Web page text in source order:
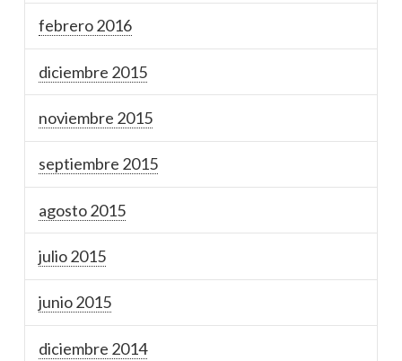
febrero 2016
diciembre 2015
noviembre 2015
septiembre 2015
agosto 2015
julio 2015
junio 2015
diciembre 2014